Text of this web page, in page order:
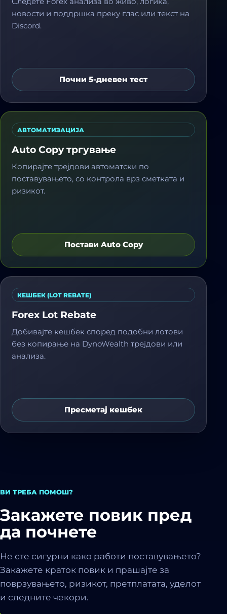
новости и поддршка преку глас или текст на
Discord.
Почни 5-дневен тест
АВТОМАТИЗАЦИЈА
Auto Copy тргување
Копирајте трејдови автоматски по
поставувањето, со контрола врз сметката и
ризикот.
Постави Auto Copy
КЕШБЕК (LOT REBATE)
Forex Lot Rebate
Добивајте кешбек според подобни лотови
без копирање на DynoWealth трејдови или
анализа.
Пресметај кешбек
ВИ ТРЕБА ПОМОШ?
Закажете повик пред
да почнете
Не сте сигурни како работи поставувањето?
Закажете краток повик и прашајте за
поврзувањето, ризикот, претплатата, уделот
и следните чекори.